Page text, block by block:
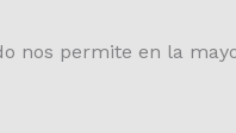
nos permite en la